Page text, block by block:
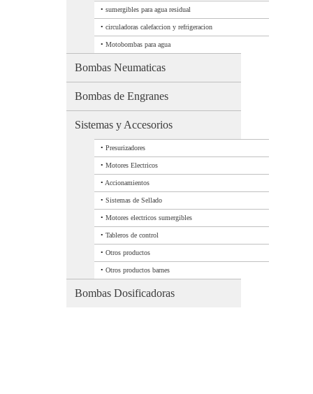
• sumergibles para agua residual
• circuladoras calefaccion y refrigeracion
• Motobombas para agua
Bombas Neumaticas
Bombas de Engranes
Sistemas y Accesorios
• Presurizadores
• Motores Electricos
• Accionamientos
• Sistemas de Sellado
• Motores electricos sumergibles
• Tableros de control
• Otros productos
• Otros productos barnes
Bombas Dosificadoras